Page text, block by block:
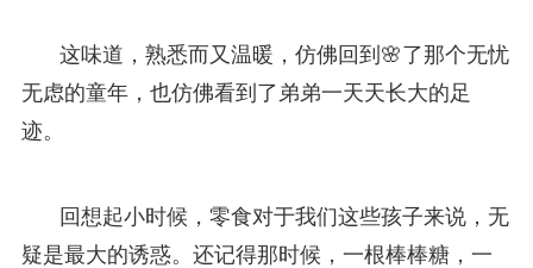
这味道，熟悉而又温暖，仿佛回到🌸了那个无忧
无虑的童年，也仿佛看到了弟弟一天天长大的足
迹。
回想起小时候，零食对于我们这些孩子来说，无
疑是最大的诱惑。还记得那时候，一根棒棒糖，一